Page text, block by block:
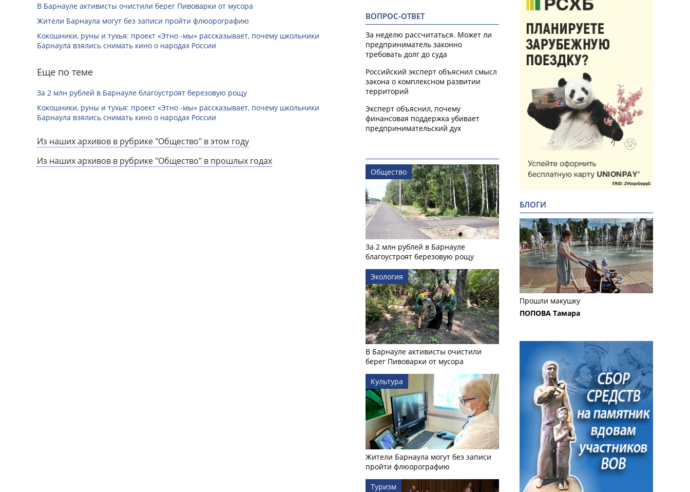
В Барнауле активисты очистили берег Пивоварки от мусора
Жители Барнаула могут без записи пройти флюорографию
Кокошники, руны и тухья: проект «Этно -мы» рассказывает, почему школьники
Барнаула взялись снимать кино о народах России
Еще по теме
За 2 млн рублей в Барнауле благоустроят березовую рощу
Кокошники, руны и тухья: проект «Этно -мы» рассказывает, почему школьники
Барнаула взялись снимать кино о народах России
Из наших архивов в рубрике "Общество" в этом году
Из наших архивов в рубрике "Общество" в прошлых годах
ВОПРОС-ОТВЕТ
За неделю рассчитаться. Может ли
предприниматель законно
требовать долг до суда
Российский эксперт объяснил смысл
закона о комплексном развитии
территорий
Эксперт объяснил, почему
финансовая поддержка убивает
предпринимательский дух
Общество
За 2 млн рублей в Барнауле
благоустроят березовую рощу
Экология
В Барнауле активисты очистили
берег Пивоварки от мусора
Культура
Жители Барнаула могут без записи
пройти флюорографию
Туризм
БЛОГИ
Прошли макушку
ПОПОВА Тамара